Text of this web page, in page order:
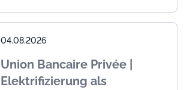
04.08.2026
Union Bancaire Privée |
Elektrifizierung als